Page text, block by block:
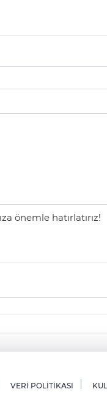
önemle hatırlatırız!
VERİ POLİTİKASI